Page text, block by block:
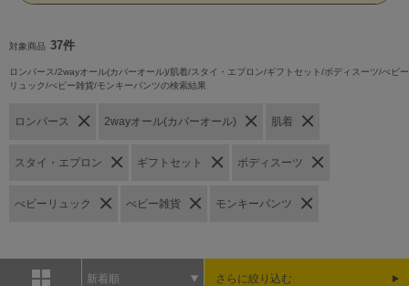
対象商品 37件
ロンパース/2wayオール(カバーオール)/肌着/スタイ・エプロン/ギフトセット/ボディスーツ/べビー
リュック/べビー雑貨/モンキーパンツの検索結果
ロンパース 2wayオール(カバーオール) 肌着
スタイ・エプロン ギフトセット ボディスーツ
べビーリュック べビー雑貨 モンキーパンツ
新着順 さらに絞り込む